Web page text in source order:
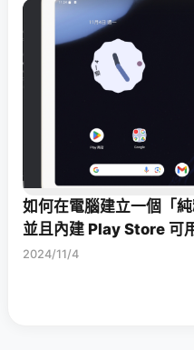
如何在電腦建立一個「
並且內建 Play Store 可
2024/11/4